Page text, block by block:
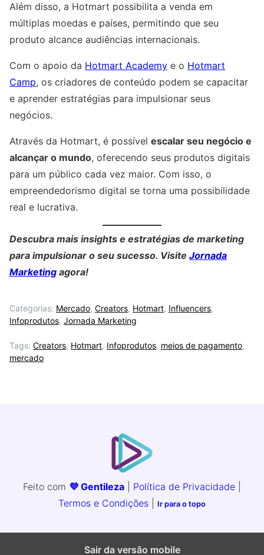
Além disso, a Hotmart possibilita a venda em
múltiplas moedas e países, permitindo que seu
produto alcance audiências internacionais.
Com o apoio da Hotmart Academy e o Hotmart
Camp, os criadores de conteúdo podem se capacitar
e aprender estratégias para impulsionar seus
negócios.
Através da Hotmart, é possível escalar seu negócio e
alcançar o mundo, oferecendo seus produtos digitais
para um público cada vez maior. Com isso, o
empreendedorismo digital se torna uma possibilidade
real e lucrativa.
Descubra mais insights e estratégias de marketing
para impulsionar o seu sucesso. Visite Jornada
Marketing agora!
Categorias: Mercado, Creators, Hotmart, Influencers,
Infoprodutos, Jornada Marketing
Tags: Creators, Hotmart, Infoprodutos, meios de pagamento,
mercado
Feito com 💜 Gentileza Política de Privacidade
Termos e Condições
Ir para o topo
Sair da versão mobile